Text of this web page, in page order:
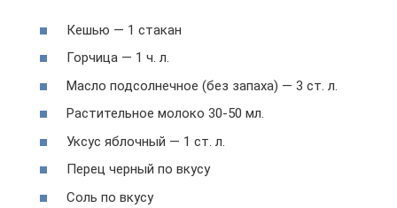
Кешью — 1 стакан
Горчица — 1 ч. л.
Масло подсолнечное (без запаха) — 3 ст. л.
Растительное молоко 30-50 мл.
Уксус яблочный — 1 ст. л.
Перец черный по вкусу
Соль по вкусу